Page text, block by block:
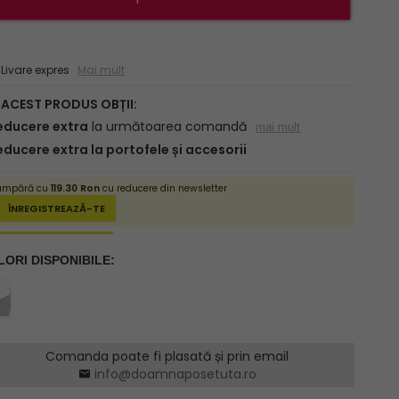
expres Mai mult
Comanda poate fi plasată și prin email
info@doamnaposetuta.ro